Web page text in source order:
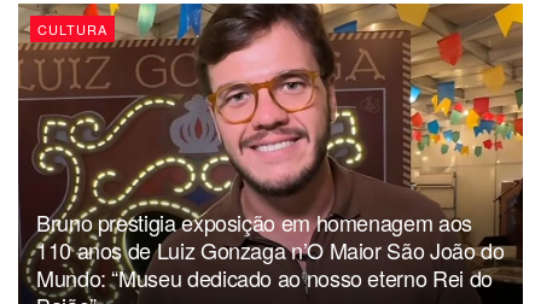
para somar nas urnas. Como estão falando em Campina, é
a chapa Angel, Ana e Geraldo.
Dércio Alcântara
CULTURA
Bruno prestigia exposição em homenagem aos
110 anos de Luiz Gonzaga n’O Maior São João do
Mundo: “Museu dedicado ao nosso eterno Rei do